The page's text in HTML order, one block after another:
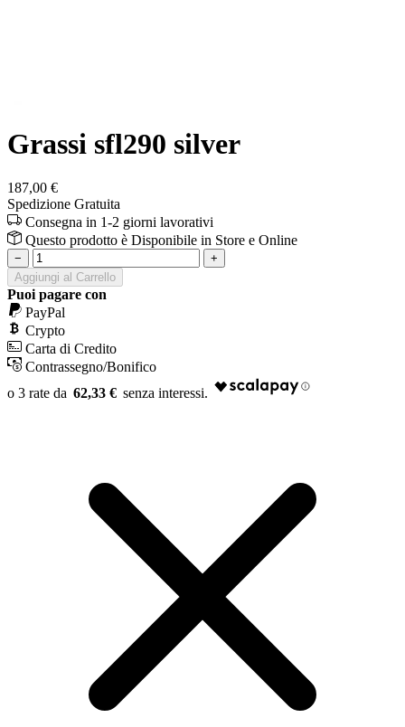
Grassi sfl290 silver
187,00 €
Spedizione Gratuita
Consegna in 1-2 giorni lavorativi
Questo prodotto è Disponibile in Store e Online
−
+
Aggiungi al Carrello
Puoi pagare con
PayPal
Crypto
Carta di Credito
Contrassegno/Bonifico
62,33 €